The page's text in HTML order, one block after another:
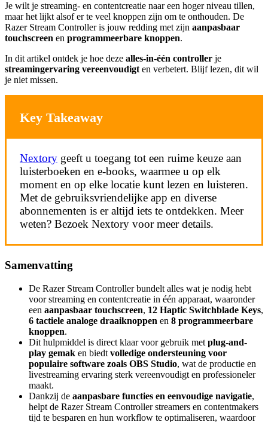
Je wilt je streaming- en contentcreatie naar een hoger niveau tillen,
maar het lijkt alsof er te veel knoppen zijn om te onthouden. De
Razer Stream Controller is jouw redding met zijn aanpasbaar
touchscreen en programmeerbare knoppen.
In dit artikel ontdek je hoe deze alles-in-één controller je
streamingervaring vereenvoudigt en verbetert. Blijf lezen, dit wil
je niet missen.
Key Takeaway
Nextory geeft u toegang tot een ruime keuze aan
luisterboeken en e-books, waarmee u op elk
moment en op elke locatie kunt lezen en luisteren.
Met de gebruiksvriendelijke app en diverse
abonnementen is er altijd iets te ontdekken. Meer
weten? Bezoek Nextory voor meer details.
Samenvatting
De Razer Stream Controller bundelt alles wat je nodig hebt
voor streaming en contentcreatie in één apparaat, waaronder
een aanpasbaar touchscreen, 12 Haptic Switchblade Keys,
6 tactiele analoge draaiknoppen en 8 programmeerbare
knoppen.
Dit hulpmiddel is direct klaar voor gebruik met plug-and-
play gemak en biedt volledige ondersteuning voor
populaire software zoals OBS Studio, wat de productie en
livestreaming ervaring sterk vereenvoudigt en professioneler
maakt.
Dankzij de aanpasbare functies en eenvoudige navigatie,
helpt de Razer Stream Controller streamers en contentmakers
tijd te besparen en hun workflow te optimaliseren, waardoor